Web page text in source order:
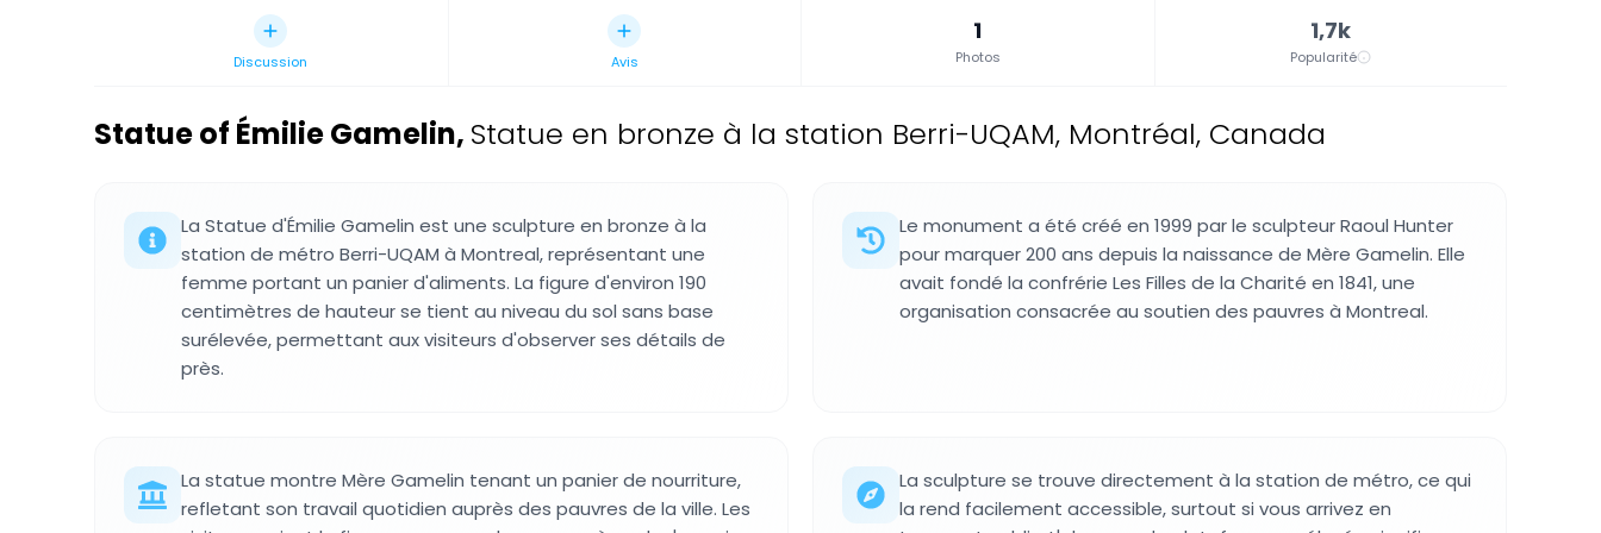
Discussion Avis
1
Photos
1,7k
Popularité
Statue of Émilie Gamelin, Statue en bronze à la station Berri-UQAM, Montréal, Canada
La Statue d'Émilie Gamelin est une sculpture en bronze à la
station de métro Berri-UQAM à Montreal, représentant une
femme portant un panier d'aliments. La figure d'environ 190
centimètres de hauteur se tient au niveau du sol sans base
surélevée, permettant aux visiteurs d'observer ses détails de
près.
Le monument a été créé en 1999 par le sculpteur Raoul Hunter
pour marquer 200 ans depuis la naissance de Mère Gamelin. Elle
avait fondé la confrérie Les Filles de la Charité en 1841, une
organisation consacrée au soutien des pauvres à Montreal.
La statue montre Mère Gamelin tenant un panier de nourriture,
refletant son travail quotidien auprès des pauvres de la ville. Les
La sculpture se trouve directement à la station de métro, ce qui
la rend facilement accessible, surtout si vous arrivez en